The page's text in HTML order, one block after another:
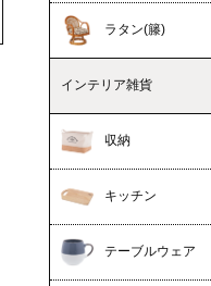
ラタン(籐)
インテリア雑貨
収納
キッチン
テーブルウェア